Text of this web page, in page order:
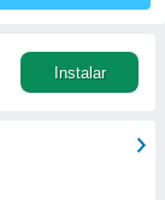
Instalar